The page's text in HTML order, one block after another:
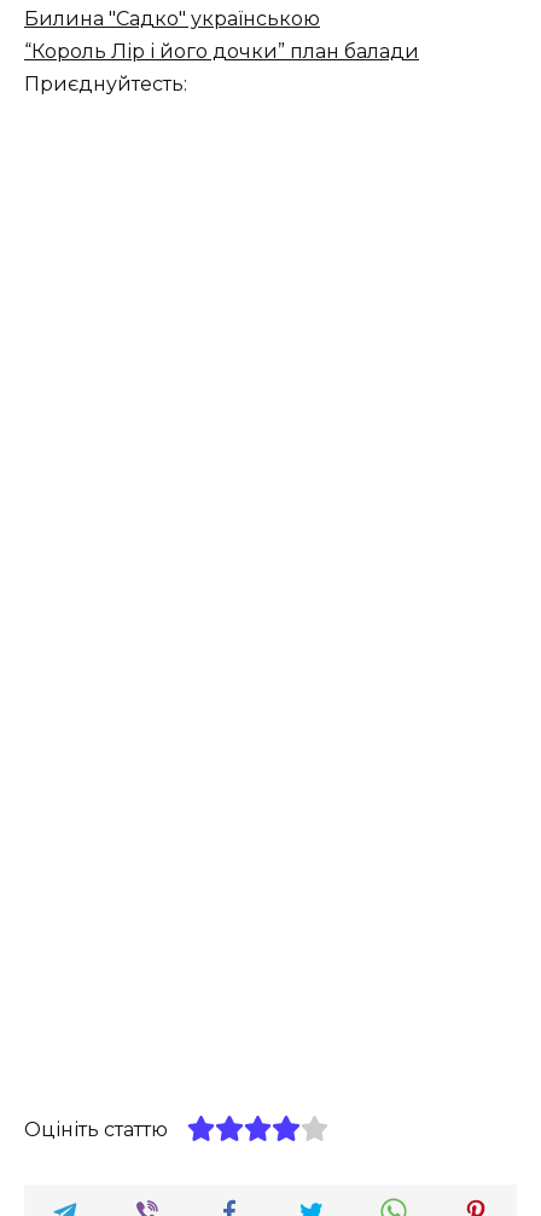
Билина "Садко" українською
“Король Лір і його дочки” план балади
Приєднуйтесть:
Оцініть статтю